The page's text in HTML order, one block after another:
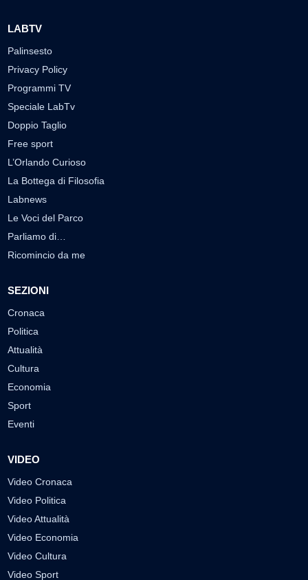
LABTV
Palinsesto
Privacy Policy
Programmi TV
Speciale LabTv
Doppio Taglio
Free sport
L’Orlando Curioso
La Bottega di Filosofia
Labnews
Le Voci del Parco
Parliamo di…
Ricomincio da me
SEZIONI
Cronaca
Politica
Attualità
Cultura
Economia
Sport
Eventi
VIDEO
Video Cronaca
Video Politica
Video Attualità
Video Economia
Video Cultura
Video Sport